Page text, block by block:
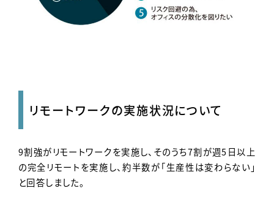
リモートワークの実施状況について
9割強がリモートワークを実施し、そのうち7割が週5日以上
の完全リモートを実施し、約半数が「生産性は変わらない」
と回答しました。